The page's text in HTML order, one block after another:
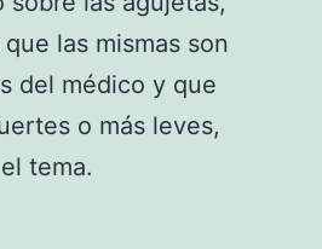
las mismas son
del médico y que
o más leves,
tema.